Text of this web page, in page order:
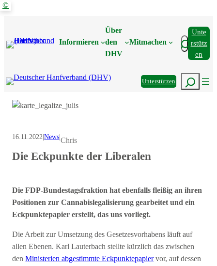
Zum
Informieren
Über
den
DHV
Mitmachen Suchen
Unte
Rstütz
En
UnterstützenSuchen
©
16.11.2022|News|Chris
Die Eckpunkte der Liberalen
Die FDP-Bundestagsfraktion hat ebenfalls fleißig an ihren
Positionen zur Cannabislegalisierung gearbeitet und ein
Eckpunktepapier erstellt, das uns vorliegt.
Die Arbeit zur Umsetzung des Gesetzesvorhabens läuft auf
allen Ebenen. Karl Lauterbach stellte kürzlich das zwischen
denMinisterien abgestimmte Eckpunktepapiervor, auf dessen